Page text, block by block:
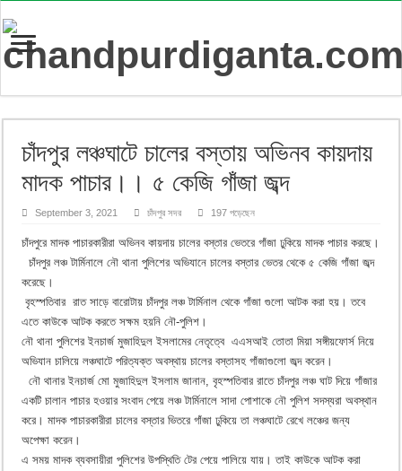
চাঁদপুর লঞ্চঘাটে চালের বস্তায় অভিনব কায়দায়
মাদক পাচার।। ৫ কেজি গাঁজা জব্দ
September 3, 2021 চাঁদপুর সদর 197 পড়েছেন
চাঁদপুরে মাদক পাচারকারীরা অভিনব কায়দায় চালের বস্তার ভেতরে গাঁজা ঢুকিয়ে মাদক পাচার করছে।
চাঁদপুর লঞ্চ টার্মিনালে নৌ থানা পুলিশের অভিযানে চালের বস্তার ভেতর থেকে ৫ কেজি গাঁজা জব্দ
করেছে।
বৃহস্পতিবার রাত সাড়ে বারোটায় চাঁদপুর লঞ্চ টার্মিনাল থেকে গাঁজা গুলো আটক করা হয়। তবে
এতে কাউকে আটক করতে সক্ষম হয়নি নৌ-পুলিশ।
নৌ থানা পুলিশের ইনচার্জ মুজাহিদুল ইসলামের নেতৃত্বে এএসআই তোতা মিয়া সঙ্গীয়ফোর্স নিয়ে
অভিযান চালিয়ে লঞ্চঘাটে পরিত্যক্ত অবস্থায় চালের বস্তাসহ গাঁজাগুলো জব্দ করেন।
নৌ থানার ইনচার্জ মো মুজাহিদুল ইসলাম জানান, বৃহস্পতিবার রাতে চাঁদপুর লঞ্চ ঘাট দিয়ে গাঁজার
একটি চালান পাচার হওয়ার সংবাদ পেয়ে লঞ্চ টার্মিনালে সাদা পোশাকে নৌ পুলিশ সদস্যরা অবস্থান
করে। মাদক পাচারকারীরা চালের বস্তার ভিতরে গাঁজা ঢুকিয়ে তা লঞ্চঘাটে রেখে লঞ্চের জন্য
অপেক্ষা করেন।
এ সময় মাদক ব্যবসায়ীরা পুলিশের উপস্থিতি টের পেয়ে পালিয়ে যায়। তাই কাউকে আটক করা